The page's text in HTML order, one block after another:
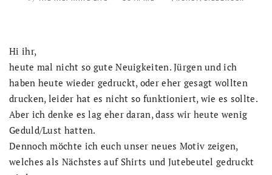
Hi ihr,
heute mal nicht so gute Neuigkeiten. Jürgen und ich
haben heute wieder gedruckt, oder eher gesagt wollten
drucken, leider hat es nicht so funktioniert, wie es sollte.
Aber ich denke es lag eher daran, dass wir heute wenig
Geduld/Lust hatten.
Dennoch möchte ich euch unser neues Motiv zeigen,
welches als Nächstes auf Shirts und Jutebeutel gedruckt